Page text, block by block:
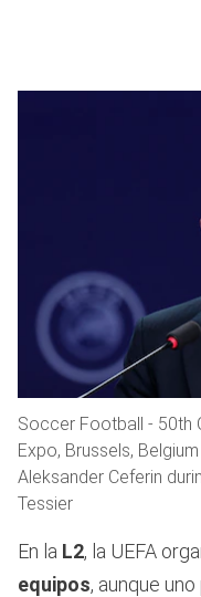
Soccer Football - 50th
Expo, Brussels,
Aleksander Ceferin
Tessier
En la L2, la UEFA
equipos, aunque